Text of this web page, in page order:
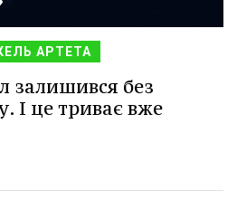
АРТЕТА
залишився без
І це триває вже